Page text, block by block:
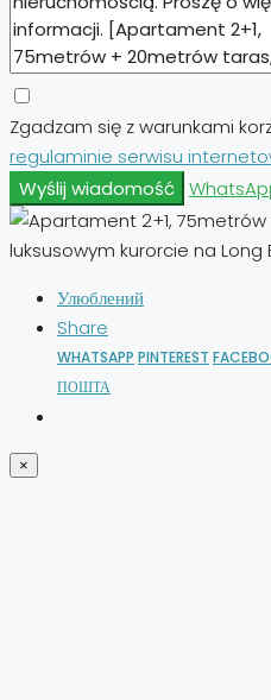
Zgadzam się z warunkami
regulaminie serwisu
Wyślij wiadomość
Улюблений
Share
WHATSAPP PINTEREST
ПОШТА
×